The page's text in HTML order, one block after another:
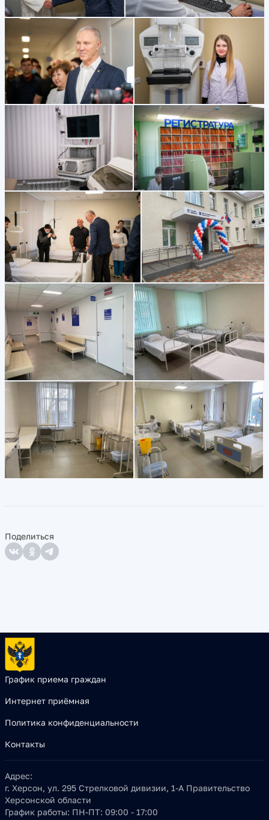
Поделиться
График приема граждан
Интернет приёмная
Политика конфиденциальности
Контакты
Адрес:
г. Херсон, ул. 295 Стрелковой дивизии, 1-А Правительство
Херсонской области
График работы: ПН-ПТ: 09:00 - 17:00